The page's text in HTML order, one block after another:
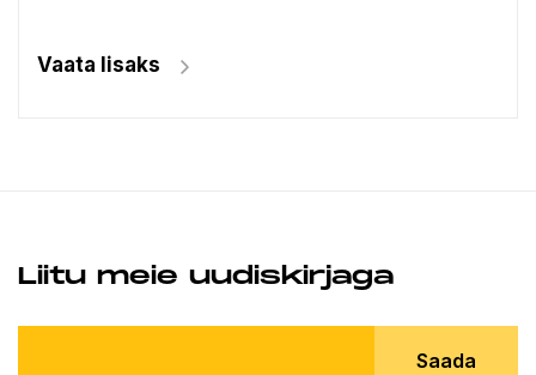
Vaata lisaks
Liitu meie uudiskirjaga
Saada